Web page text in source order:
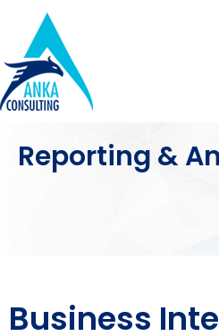
Reporting &
Business